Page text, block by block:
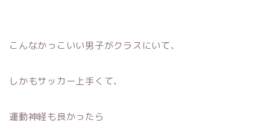
こんなかっこいい男子がクラスにいて、
しかもサッカー上手くて、
運動神経も良かったら